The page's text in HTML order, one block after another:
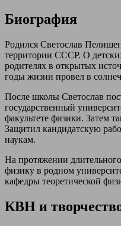
Биография
Родился Светослав
территории СССР. О
родителях в открытых
годы жизни провел в
После школы Светослав
государственный
факультете физики. Затем
Защитил кандидатскую
наукам.
На протяжении
физику в родном
кафедры теоретической
КВН и